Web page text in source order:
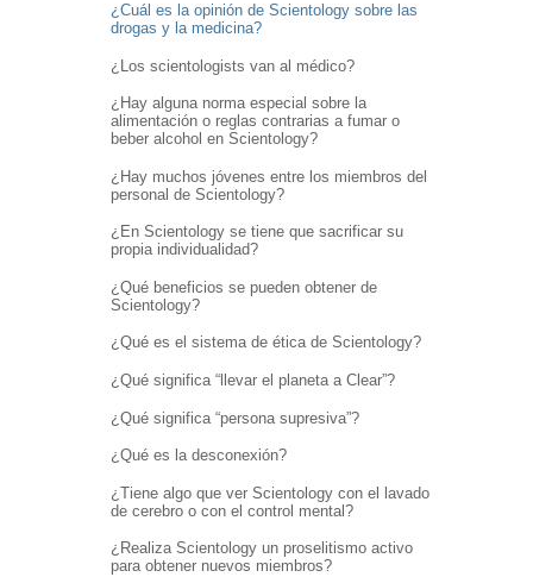
¿Cuál es la opinión de Scientology sobre las
drogas y la medicina?
¿Los scientologists van al médico?
¿Hay alguna norma especial sobre la
alimentación o reglas contrarias a fumar o
beber alcohol en Scientology?
¿Hay muchos jóvenes entre los miembros del
personal de Scientology?
¿En Scientology se tiene que sacrificar su
propia individualidad?
¿Qué beneficios se pueden obtener de
Scientology?
¿Qué es el sistema de ética de Scientology?
¿Qué significa “llevar el planeta a Clear”?
¿Qué significa “persona supresiva”?
¿Qué es la desconexión?
¿Tiene algo que ver Scientology con el lavado
de cerebro o con el control mental?
¿Realiza Scientology un proselitismo activo
para obtener nuevos miembros?